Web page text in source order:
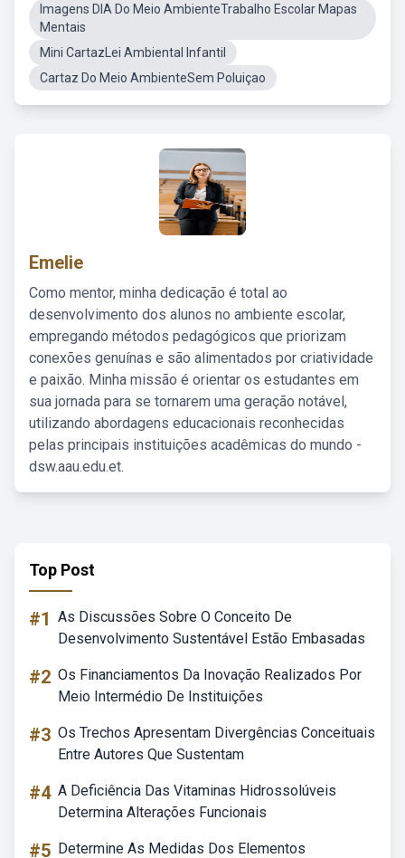
Imagens DIA Do Meio AmbienteTrabalho Escolar Mapas
Mentais
Mini CartazLei Ambiental Infantil
Cartaz Do Meio AmbienteSem Poluiçao
Emelie
Como mentor, minha dedicação é total ao
desenvolvimento dos alunos no ambiente escolar,
empregando métodos pedagógicos que priorizam
conexões genuínas e são alimentados por criatividade
e paixão. Minha missão é orientar os estudantes em
sua jornada para se tornarem uma geração notável,
utilizando abordagens educacionais reconhecidas
pelas principais instituições acadêmicas do mundo -
dsw.aau.edu.et.
Top Post
#1 As Discussões Sobre O Conceito De
Desenvolvimento Sustentável Estão Embasadas
#2 Os Financiamentos Da Inovação Realizados Por
Meio Intermédio De Instituições
#3 Os Trechos Apresentam Divergências Conceituais
Entre Autores Que Sustentam
#4 A Deficiência Das Vitaminas Hidrossolúveis
Determina Alterações Funcionais
#5 Determine As Medidas Dos Elementos